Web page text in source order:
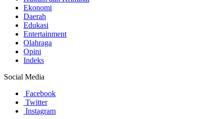
Ekonomi
Daerah
Edukasi
Entertainment
Olahraga
Opini
Indeks
Social Media
Facebook
Twitter
Instagram